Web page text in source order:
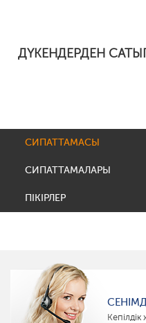
ДҮКЕНДЕРДЕН
СИПАТТАМАСЫ
СИПАТТАМАЛАРЫ
ПІКІРЛЕР